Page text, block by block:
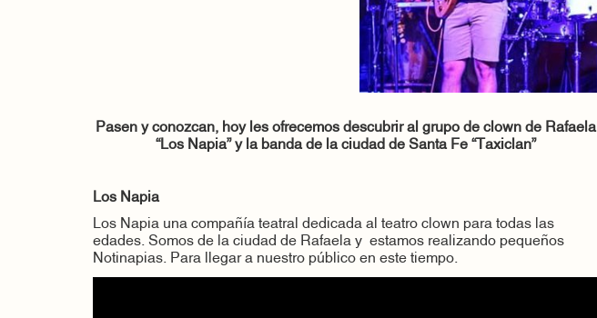
Pasen y conozcan, hoy les ofrecemos descubrir al grupo de clown de Rafaela
“Los Napia” y la banda de la ciudad de Santa Fe “Taxiclan”
Los Napia
Los Napia una compañía teatral dedicada al teatro clown para todas las
edades. Somos de la ciudad de Rafaela y estamos realizando pequeños
Notinapias. Para llegar a nuestro público en este tiempo.